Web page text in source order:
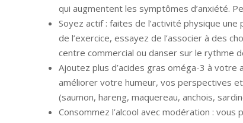
qui augmentent les symptômes d’anxiété.
Soyez actif : faites de l’activité physique
de l’exercice, essayez de l’associer à des
centre commercial ou danser sur le rythme
Ajoutez plus d’acides gras oméga-3 à
améliorer votre humeur, vos perspectives
(saumon, hareng, maquereau, anchois,
Consommez l’alcool avec modération :